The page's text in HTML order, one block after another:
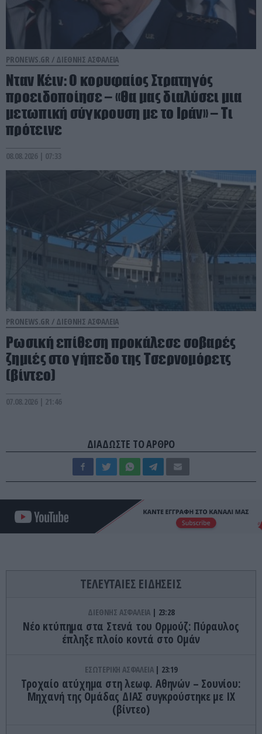
PRONEWS.GR / ΔΙΕΘΝΗΣ ΑΣΦΑΛΕΙΑ
Νταν Κέιν: Ο κορυφαίος Στρατηγός
προειδοποίησε – «Θα μας διαλύσει μια
μετωπική σύγκρουση με το Ιράν» – Τι
πρότεινε
08.08.2026 | 07:33
PRONEWS.GR / ΔΙΕΘΝΗΣ ΑΣΦΑΛΕΙΑ
Ρωσική επίθεση προκάλεσε σοβαρές
ζημιές στο γήπεδο της Τσερνομόρετς
(βίντεο)
07.08.2026 | 21:46
ΔΙΑΔΩΣΤΕ ΤΟ ΑΡΘΡΟ
ΤΕΛΕΥΤΑΙΕΣ ΕΙΔΗΣΕΙΣ
ΔΙΕΘΝΗΣ ΑΣΦΑΛΕΙΑ 23:28
Νέο κτύπημα στα Στενά του Ορμούζ: Πύραυλος
έπληξε πλοίο κοντά στο Ομάν
ΕΣΩΤΕΡΙΚΗ ΑΣΦΑΛΕΙΑ 23:19
Τροχαίο ατύχημα στη λεωφ. Αθηνών – Σουνίου:
Μηχανή της Ομάδας ΔΙΑΣ συγκρούστηκε με ΙΧ
(βίντεο)